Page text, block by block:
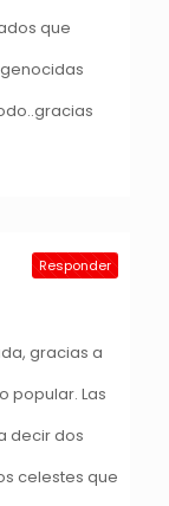
que
gracias a
popular. Las
decir dos
celestes que
Responder